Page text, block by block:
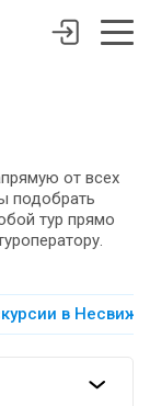
от всех
подобрать
тур прямо
в Несвиж